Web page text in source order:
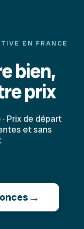
EN FRANCE
bien,
prix
Prix de départ
et sans
→